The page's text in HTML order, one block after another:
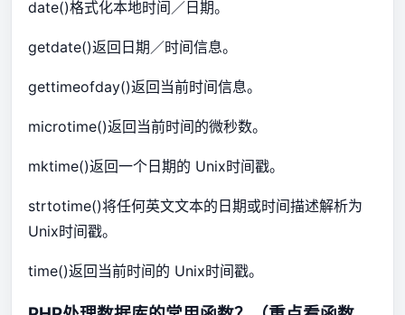
date()格式化本地时间／日期。
getdate()返回日期／时间信息。
gettimeofday()返回当前时间信息。
microtime()返回当前时间的微秒数。
mktime()返回一个日期的 Unix时间戳。
strtotime()将任何英文文本的日期或时间描述解析为
Unix时间戳。
time()返回当前时间的 Unix时间戳。